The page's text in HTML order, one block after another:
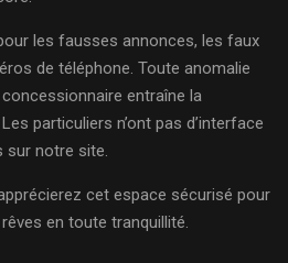
les fausses annonces, les faux
de téléphone. Toute anomalie
entraîne la
particuliers n’ont pas d’interface
notre site.
cet espace sécurisé pour
en toute tranquillité.